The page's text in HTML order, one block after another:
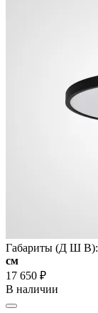
Габариты (Д Ш В):
cм
17 650 ₽
В наличии